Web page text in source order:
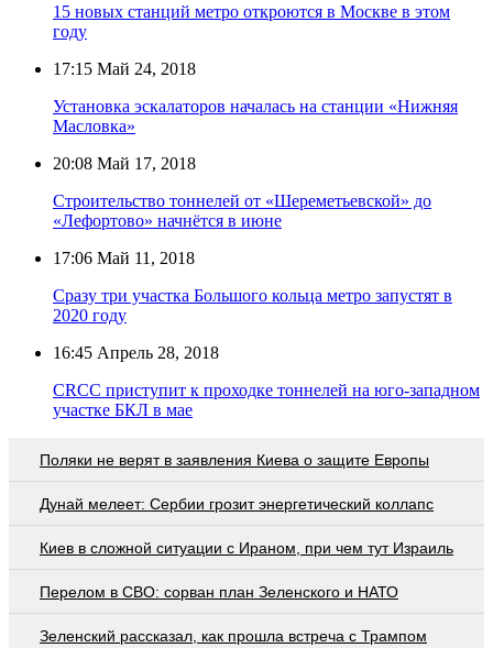
15 новых станций метро откроются в Москве в этом
году
17:15 Май 24, 2018
Установка эскалаторов началась на станции «Нижняя
Масловка»
20:08 Май 17, 2018
Строительство тоннелей от «Шереметьевской» до
«Лефортово» начнётся в июне
17:06 Май 11, 2018
Сразу три участка Большого кольца метро запустят в
2020 году
16:45 Апрель 28, 2018
CRCC приступит к проходке тоннелей на юго-западном
участке БКЛ в мае
Поляки не верят в заявления Киева о защите Европы
Дунай мелеет: Сербии грозит энергетический коллапс
Киев в сложной ситуации с Ираном, при чем тут Израиль
Перелом в СВО: сорван план Зеленского и НАТО
Зеленский рассказал, как прошла встреча с Трампом